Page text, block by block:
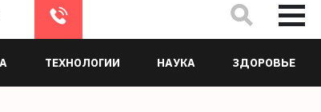
ТЕХНОЛОГИИ НАУКА ЗДОРОВЬЕ